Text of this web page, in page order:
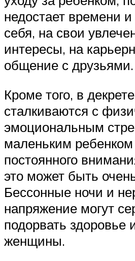
недостает времени
себя, на свои
интересы, на
общение с друзьями.
Кроме того, в
сталкиваются с
эмоциональным
маленьким ребенком
постоянного
это может быть
Бессонные ночи и
напряжение могут
подорвать здоровье
женщины.